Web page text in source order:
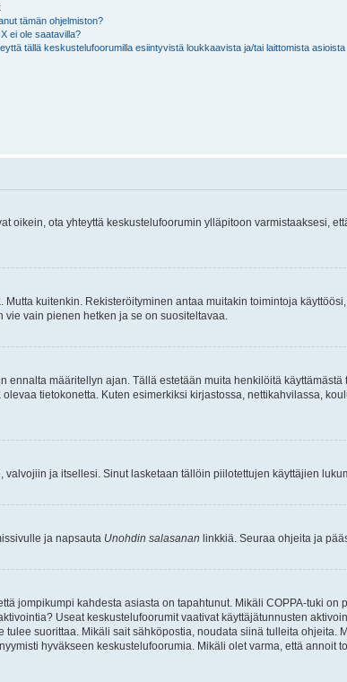
tämän ohjelmiston?
ei ole saatavilla?
tällä keskustelufoorumilla esiintyvistä loukkaavista ja/tai laittomista asioista
ota yhteyttä keskustelufoorumin ylläpitoon varmistaaksesi,
kuitenkin. Rekisteröityminen antaa muitakin toimintoja
vain pienen hetken ja se on suositeltavaa.
määritellyn ajan. Tällä estetään muita henkilöitä
tietokonetta. Kuten esimerkiksi kirjastossa, nettikahvilassa,
valvojiin ja itsellesi. Sinut lasketaan tällöin piilotettujen käyttäjien
ja napsauta Unohdin salasanan linkkiä. Seuraa ohjeita ja
jompikumpi kahdesta asiasta on tapahtunut. Mikäli COPPA-tuki on
Useat keskustelufoorumit vaativat käyttäjätunnusten
suorittaa. Mikäli sait sähköpostia, noudata siinä tulleita ohjeita.
hyväkseen keskustelufoorumia. Mikäli olet varma, että annoit